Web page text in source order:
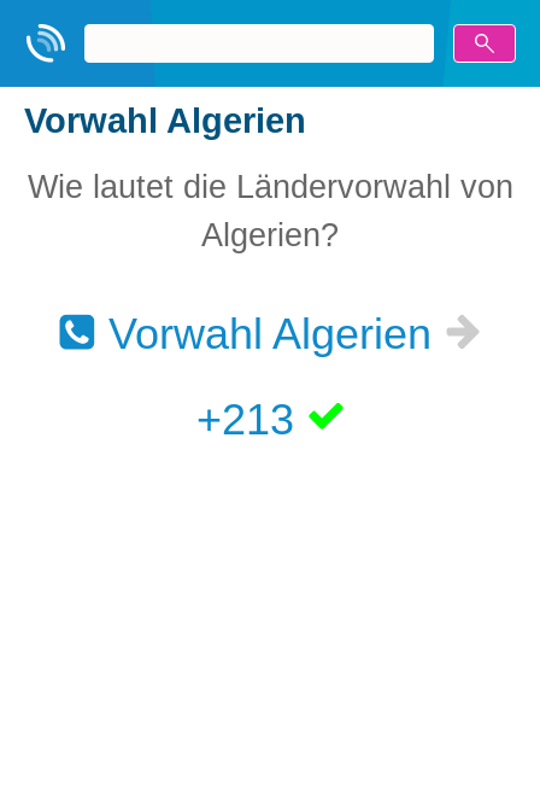
Vorwahl Algerien
Wie lautet die Ländervorwahl von
Algerien?
Vorwahl Algerien
+213